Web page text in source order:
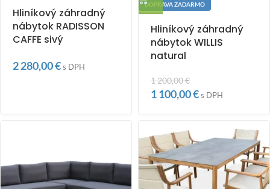
Hliníkový záhradný
nábytok RADISSON
CAFFE sivý
2 280,00€s DPH
DOPRAVA ZADARMO
Hliníkový záhradný
nábytok WILLIS
natural
1 200,00€
1 100,00€s DPH